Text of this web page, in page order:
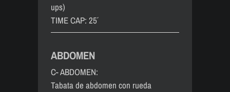
ups)
TIME CAP: 25´
ABDOMEN
C- ABDOMEN:
Tabata de abdomen con rueda